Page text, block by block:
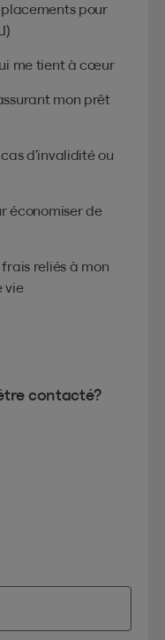
pour
me tient à cœur
mon prêt
d’invalidité ou
économiser de
reliés à mon
vie
contacté?